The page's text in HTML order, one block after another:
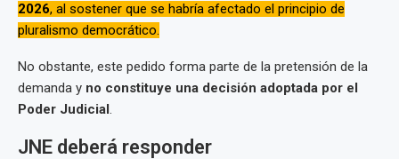
2026, al sostener que se habría afectado el principio de
pluralismo democrático.
No obstante, este pedido forma parte de la pretensión de la
demanda y no constituye una decisión adoptada por el
Poder Judicial.
JNE deberá responder